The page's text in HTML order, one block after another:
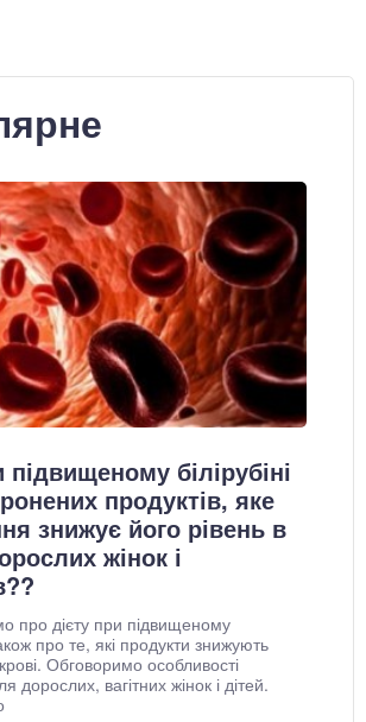
підвищеному білірубіні
продуктів, яке
знижує його рівень в
жінок і
про дієту при підвищеному
про те, які продукти знижують
Обговоримо особливості
дорослих, вагітних жінок і дітей.